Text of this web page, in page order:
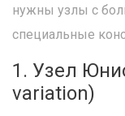
нужны узлы с
специальные
1. Узел
variation)